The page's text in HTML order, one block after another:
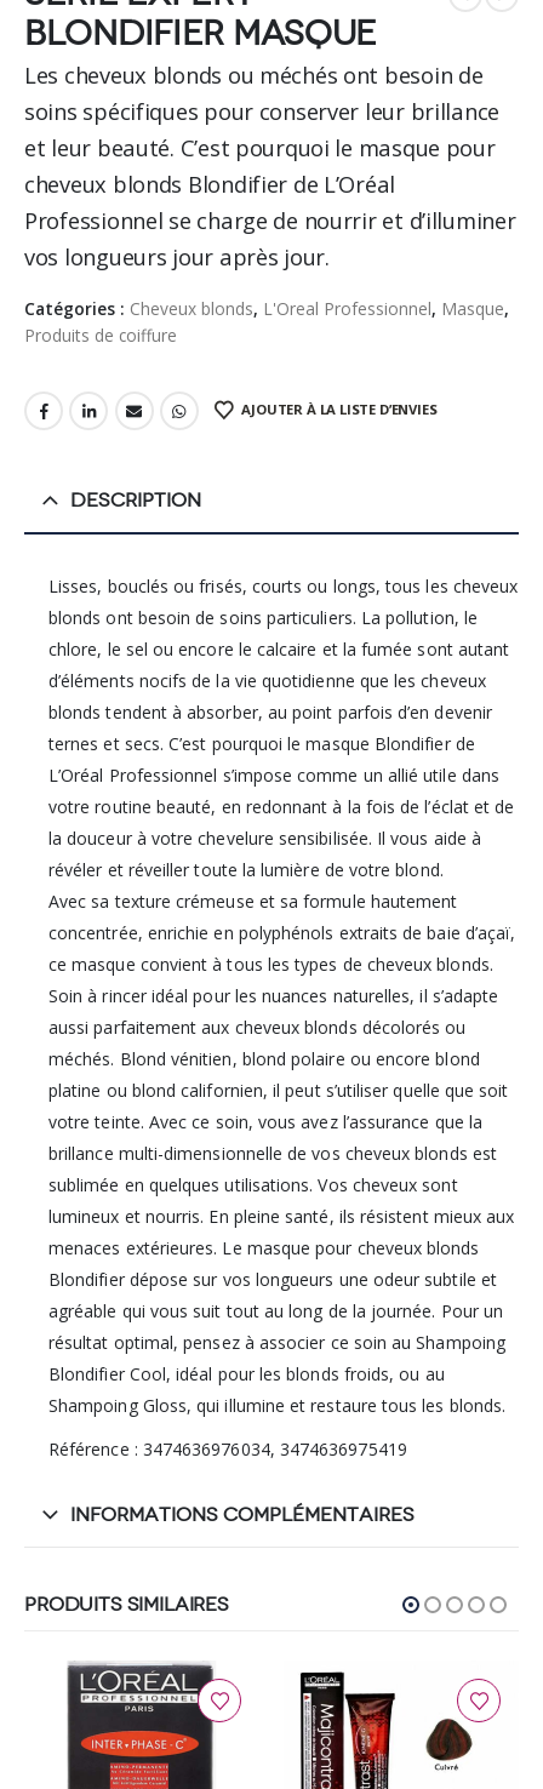
Blondifier Masque
Les cheveux blonds ou méchés ont besoin de
soins spécifiques pour conserver leur brillance
et leur beauté. C’est pourquoi le masque pour
cheveux blonds Blondifier de L’Oréal
Professionnel se charge de nourrir et d’illuminer
vos longueurs jour après jour.
Catégories : Cheveux blonds, L'Oreal Professionnel, Masque,
Produits de coiffure
AJOUTER À LA LISTE D’ENVIES
DESCRIPTION
Lisses, bouclés ou frisés, courts ou longs, tous les cheveux
blonds ont besoin de soins particuliers. La pollution, le
chlore, le sel ou encore le calcaire et la fumée sont autant
d’éléments nocifs de la vie quotidienne que les cheveux
blonds tendent à absorber, au point parfois d’en devenir
ternes et secs. C’est pourquoi le masque Blondifier de
L’Oréal Professionnel s’impose comme un allié utile dans
votre routine beauté, en redonnant à la fois de l’éclat et de
la douceur à votre chevelure sensibilisée. Il vous aide à
révéler et réveiller toute la lumière de votre blond.
Avec sa texture crémeuse et sa formule hautement
concentrée, enrichie en polyphénols extraits de baie d’açaï,
ce masque convient à tous les types de cheveux blonds.
Soin à rincer idéal pour les nuances naturelles, il s’adapte
aussi parfaitement aux cheveux blonds décolorés ou
méchés. Blond vénitien, blond polaire ou encore blond
platine ou blond californien, il peut s’utiliser quelle que soit
votre teinte. Avec ce soin, vous avez l’assurance que la
brillance multi-dimensionnelle de vos cheveux blonds est
sublimée en quelques utilisations. Vos cheveux sont
lumineux et nourris. En pleine santé, ils résistent mieux aux
menaces extérieures. Le masque pour cheveux blonds
Blondifier dépose sur vos longueurs une odeur subtile et
agréable qui vous suit tout au long de la journée. Pour un
résultat optimal, pensez à associer ce soin au Shampoing
Blondifier Cool, idéal pour les blonds froids, ou au
Shampoing Gloss, qui illumine et restaure tous les blonds.
Référence : 3474636976034, 3474636975419
INFORMATIONS COMPLÉMENTAIRES
PRODUITS SIMILAIRES